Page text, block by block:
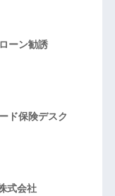
ーン勧誘
ド保険デスク
式会社